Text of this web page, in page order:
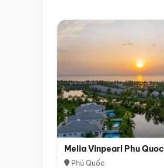
Melia Vinpearl Phu Quoc
Phú Quốc